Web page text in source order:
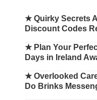
★Quirky Secrets
Discount Codes
★ Plan Your
Days in Ireland
★Overlooked
Do Brinks